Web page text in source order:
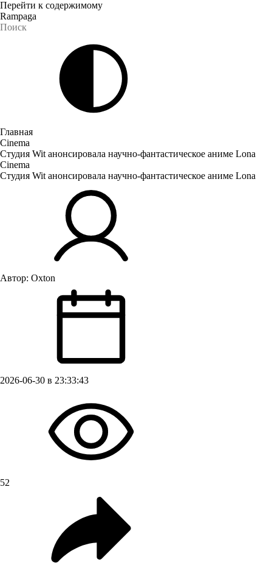
Перейти к содержимому
Rampaga
Главная
Cinema
Студия Wit анонсировала научно-фантастическое аниме Lona
Cinema
Студия Wit анонсировала научно-фантастическое аниме Lona
Автор: Oxton
2026-06-30 в 23:33:43
52